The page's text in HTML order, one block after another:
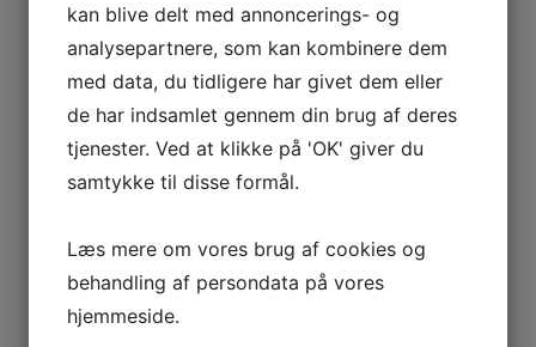
Det kan også være en god idé at tjekke, om
mekanikeren benytter originale reservedele og
moderne udstyr. Dette sikrer, at din bil får den
bedst mulige behandling. En professionel
mekaniker vil desuden være åben for at
forklare, hvad der skal laves, og hvorfor det er
nødvendigt.
At finde den rette mekaniker kan spare dig for
både tid og penge, samtidig med at du får en
tryg og sikker køreoplevelse. Sørg derfor altid
kan blive delt med annoncerings- og
analysepartnere, som kan kombinere dem
med data, du tidligere har givet dem eller
de har indsamlet gennem din brug af deres
tjenester. Ved at klikke på 'OK' giver du
samtykke til disse formål.
Læs mere om vores brug af cookies og
behandling af persondata på vores
hjemmeside.